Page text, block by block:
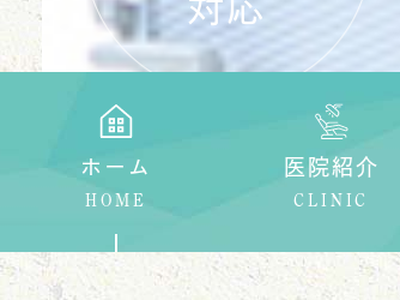
対応
ホーム
HOME
医院紹介
CLINIC